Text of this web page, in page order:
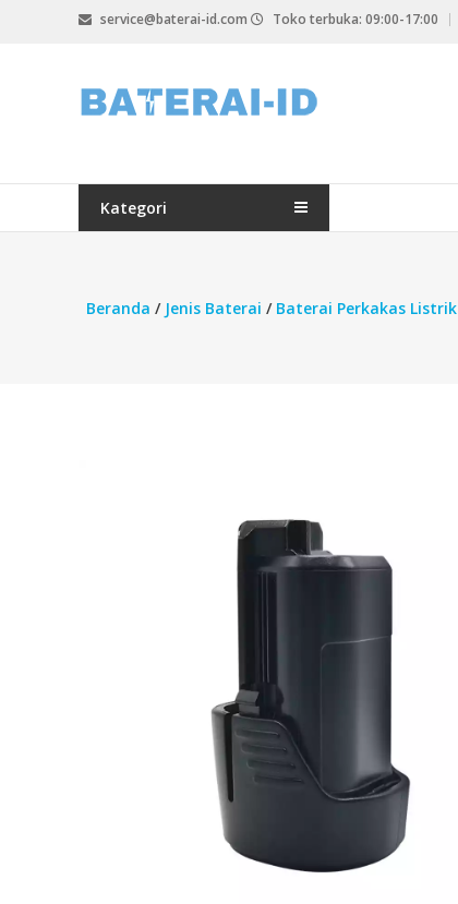
service@baterai-id.com Toko terbuka: 09:00-17:00
bateria-
id.com
Kategori
Beranda / Jenis Baterai / Baterai Perkakas Listrik